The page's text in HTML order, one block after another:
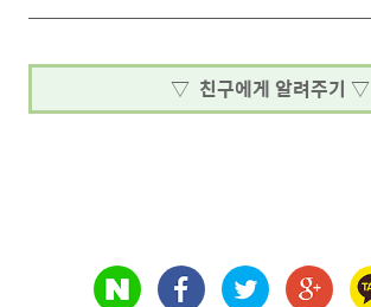
▽ 친구에게 알려주기 ▽